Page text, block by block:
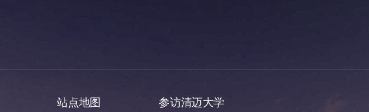
站点地图 参访清迈大学